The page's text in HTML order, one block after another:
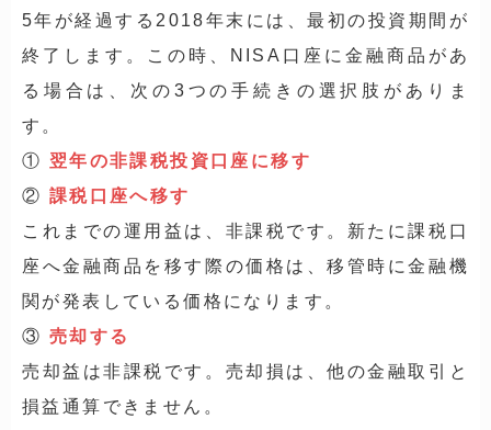
5年が経過する2018年末には、最初の投資期間が
終了します。この時、NISA口座に金融商品があ
る場合は、次の3つの手続きの選択肢がありま
す。
① 翌年の非課税投資口座に移す
② 課税口座へ移す
これまでの運用益は、非課税です。新たに課税口
座へ金融商品を移す際の価格は、移管時に金融機
関が発表している価格になります。
③ 売却する
売却益は非課税です。売却損は、他の金融取引と
損益通算できません。